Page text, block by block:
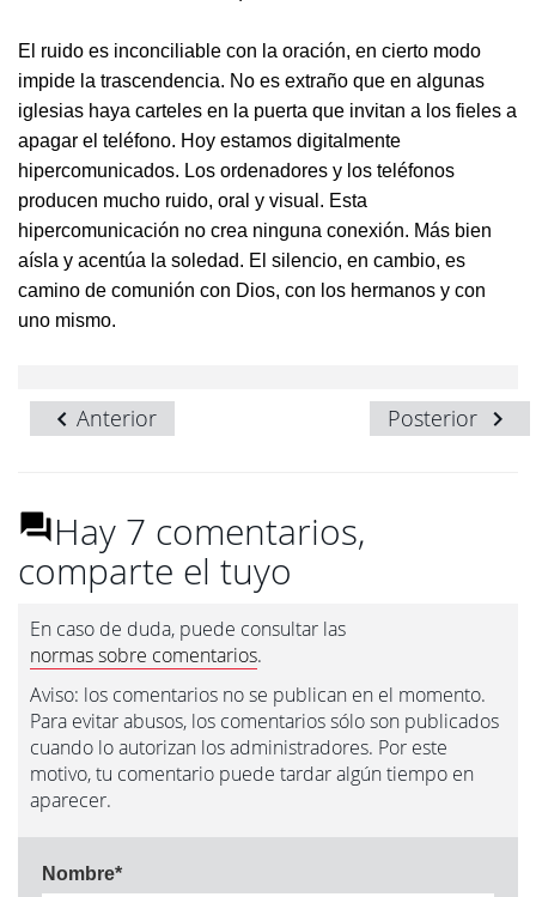
El ruido es inconciliable con la oración, en cierto modo
impide la trascendencia. No es extraño que en algunas
iglesias haya carteles en la puerta que invitan a los fieles a
apagar el teléfono. Hoy estamos digitalmente
hipercomunicados. Los ordenadores y los teléfonos
producen mucho ruido, oral y visual. Esta
hipercomunicación no crea ninguna conexión. Más bien
aísla y acentúa la soledad. El silencio, en cambio, es
camino de comunión con Dios, con los hermanos y con
uno mismo.
Posterior
Anterior
Hay 7 comentarios,
comparte el tuyo
En caso de duda, puede consultar las
normas sobre comentarios.
Aviso: los comentarios no se publican en el momento.
Para evitar abusos, los comentarios sólo son publicados
cuando lo autorizan los administradores. Por este
motivo, tu comentario puede tardar algún tiempo en
aparecer.
Nombre*